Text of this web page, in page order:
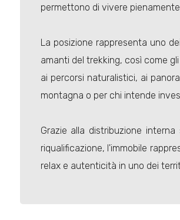
permettono di vivere
La posizione rappresenta uno
amanti del trekking, così come
ai percorsi naturalistici, ai
montagna o per chi intende
Grazie alla distribuzione
riqualificazione, l'immobile
relax e autenticità in uno dei